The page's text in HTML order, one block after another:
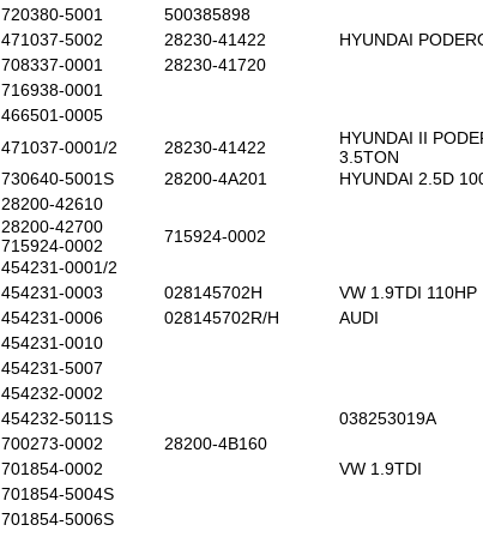
720380-5001
500385898
471037-5002 28230-41422
HYUNDAI
708337-0001
28230-41720
716938-0001
466501-0005
471037-0001/2 28230-41422
HYUNDAI II
3.5TON
730640-5001S 28200-4A201
HYUNDAI 2.5D
28200-42610
28200-42700
715924-0002
715924-0002
454231-0001/2
454231-0003 028145702H
VW 1.9TDI 110HP
454231-0006 028145702R/H
AUDI
454231-0010
454231-5007
454232-0002
454232-5011S
038253019A
700273-0002
28200-4B160
701854-0002
VW 1.9TDI
701854-5004S
701854-5006S